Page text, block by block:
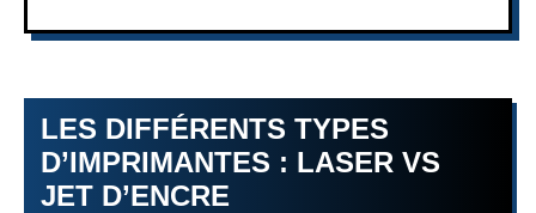
LES DIFFÉRENTS TYPES
D’IMPRIMANTES : LASER VS
JET D’ENCRE